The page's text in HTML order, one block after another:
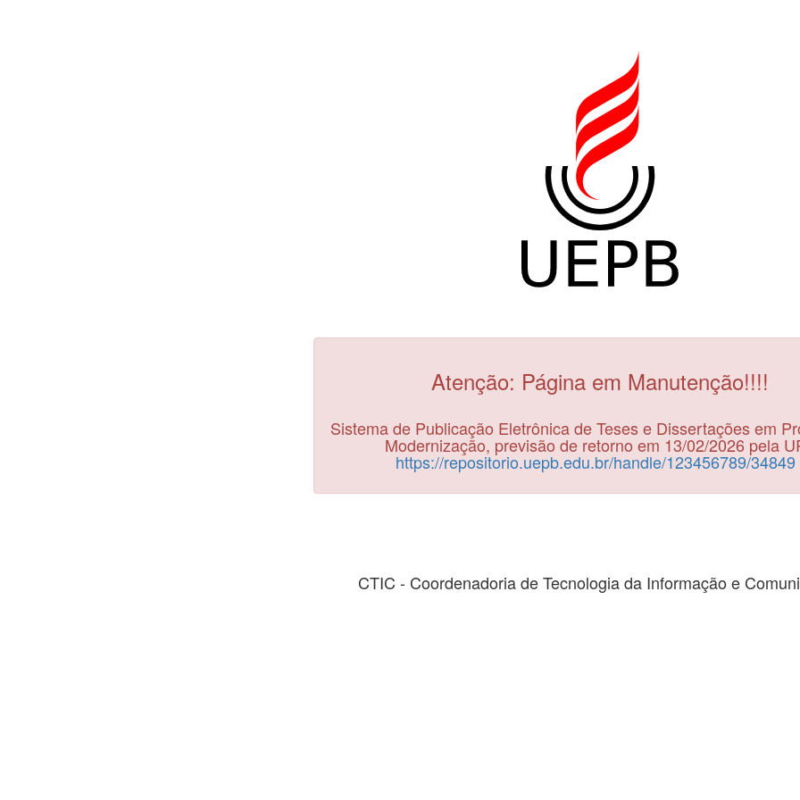
Atenção: Página em Manutenção!!!!
Sistema de Publicação Eletrônica de Teses e Dissertações em
Modernização, previsão de retorno em 13/02/2026 pela
https://repositorio.uepb.edu.br/handle/123456789/34849
CTIC - Coordenadoria de Tecnologia da Informação e